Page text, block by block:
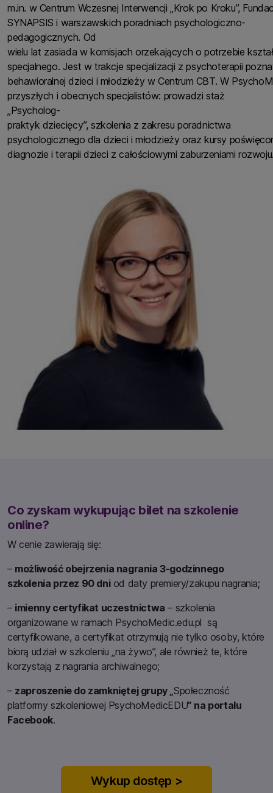
m.in. w Centrum Wczesnej Interwencji „Krok po Kroku”,
SYNAPSIS i warszawskich poradniach psychologiczno-
pedagogicznych. Od
wielu lat zasiada w komisjach orzekających o potrzebie
specjalnego. Jest w trakcje specjalizacji z psychoterapii
behawioralnej dzieci i młodzieży w Centrum CBT. W
przyszłych i obecnych specjalistów: prowadzi staż
„Psycholog-
praktyk dziecięcy”, szkolenia z zakresu poradnictwa
psychologicznego dla dzieci i młodzieży oraz kursy
diagnozie i terapii dzieci z całościowymi zaburzeniami
Co zyskam wykupując bilet na szkolenie
online?
W cenie zawierają się:
– możliwość obejrzenia nagrania 3-godzinnego
szkolenia przez 90 dniod daty premiery/zakupu nagrania;
– imienny certyfikat uczestnictwa – szkolenia
organizowane w ramach PsychoMedic.edu.pl są
certyfikowane, a certyfikat otrzymują nie tylko osoby, które
biorą udział w szkoleniu „na żywo”, ale również te, które
korzystają z nagrania archiwalnego;
– zaproszenie do zamkniętej grupy „Społeczność
platformy szkoleniowej PsychoMedicEDU” na portalu
Facebook.
Wykup dostęp >